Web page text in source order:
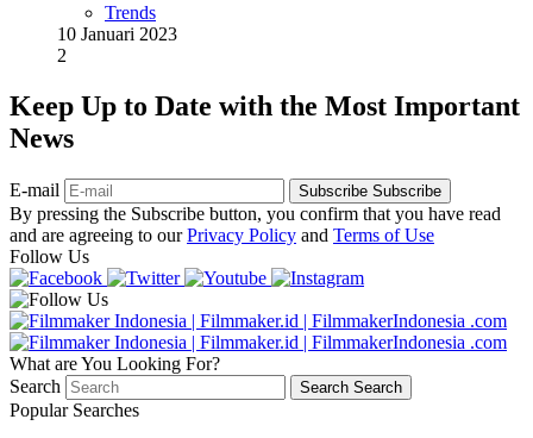
Trends
10 Januari 2023
2
Keep Up to Date with the Most Important
News
E-mail Subscribe Subscribe
By pressing the Subscribe button, you confirm that you have read
and are agreeing to ourPrivacy Policy and Terms of Use
Follow Us
What are You Looking For?
Search
Search Search
Popular Searches